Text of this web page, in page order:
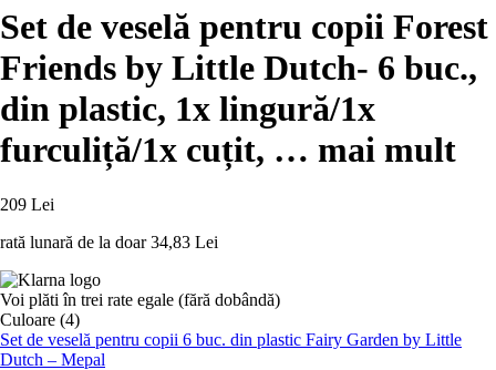
Set de veselă pentru copii Forest
Friends by Little Dutch- 6 buc.,
din plastic, 1x lingură/1x
furculiță/1x cuțit, … mai mult
209 Lei
rată lunară de la doar 34,83 Lei
Voi plăti în trei rate egale (fără dobândă)
Culoare (4)
Set de veselă pentru copii 6 buc. din plastic Fairy Garden by Little
Dutch – Mepal